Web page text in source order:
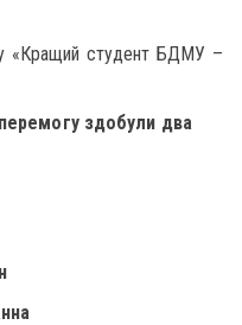
«Кращий студент БДМУ –
здобули два